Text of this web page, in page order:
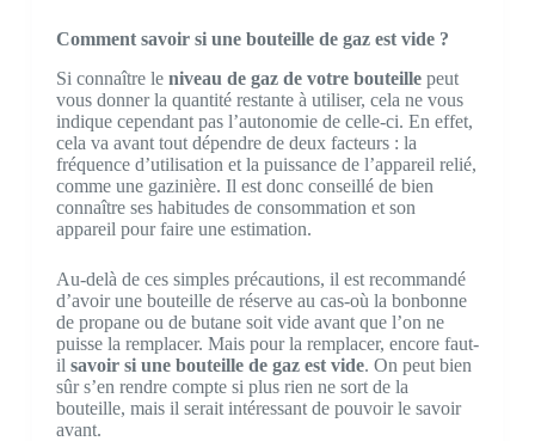
Comment savoir si une bouteille de gaz est vide ?
Si connaître le niveau de gaz de votre bouteillepeut
vous donner la quantité restante à utiliser, cela ne vous
indique cependant pas l’autonomie de celle-ci. En effet,
cela va avant tout dépendre de deux facteurs : la
fréquence d’utilisation et la puissance de l’appareil relié,
comme une gazinière. Il est donc conseillé de bien
connaître ses habitudes de consommation et son
appareil pour faire une estimation.
Au-delà de ces simples précautions, il est recommandé
d’avoir une bouteille de réserve au cas-où la bonbonne
de propane ou de butane soit vide avant que l’on ne
puisse la remplacer. Mais pour la remplacer, encore faut-
il savoir si une bouteille de gaz est vide. On peut bien
sûr s’en rendre compte si plus rien ne sort de la
bouteille, mais il serait intéressant de pouvoir le savoir
avant.